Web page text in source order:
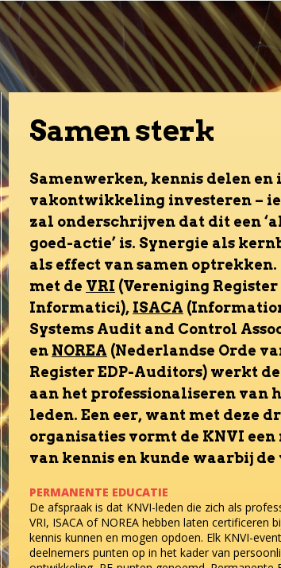
Samen sterk
Samenwerken, kennis delen en
vakontwikkeling investeren –
zal onderschrijven dat dit een
goed-actie’ is. Synergie als
als effect van samen optrekken.
met de VRI (Vereniging Register
Informatici), ISACA
Systems Audit and Control
en NOREA (Nederlandse Orde
Register EDP-Auditors) werkt
aan het professionaliseren van
leden. Een eer, want met deze
organisaties vormt de KNVI
van kennis en kunde waarbij de
PERMANENTE EDUCATIE
De afspraak is dat KNVI-leden die zich als
VRI, ISACA of NOREA hebben laten certificeren
kennis kunnen en mogen opdoen. Elk KNVI-
deelnemers punten op in het kader van